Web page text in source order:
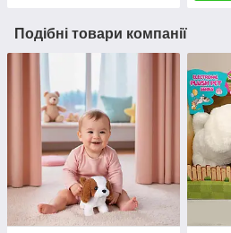
Подібні товари компанії